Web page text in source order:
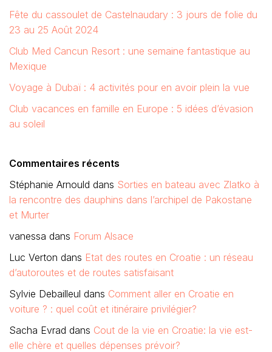
Fête du cassoulet de Castelnaudary : 3 jours de folie du
23 au 25 Août 2024
Club Med Cancun Resort : une semaine fantastique au
Mexique
Voyage à Dubaï : 4 activités pour en avoir plein la vue
Club vacances en famille en Europe : 5 idées d’évasion
au soleil
Commentaires récents
Stéphanie Arnould dans Sorties en bateau avec Zlatko à
la rencontre des dauphins dans l’archipel de Pakostane
et Murter
vanessa dans Forum Alsace
Luc Verton dans Etat des routes en Croatie : un réseau
d’autoroutes et de routes satisfaisant
Sylvie Debailleul dans Comment aller en Croatie en
voiture ? : quel coût et itinéraire privilégier?
Sacha Evrad dans Cout de la vie en Croatie: la vie est-
elle chère et quelles dépenses prévoir?